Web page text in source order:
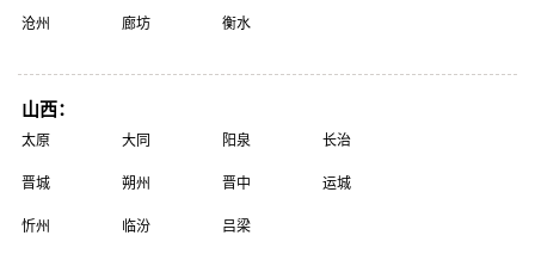
沧州 廊坊 衡水
山西：
太原 大同 阳泉 长治
晋城 朔州 晋中 运城
忻州 临汾 吕梁